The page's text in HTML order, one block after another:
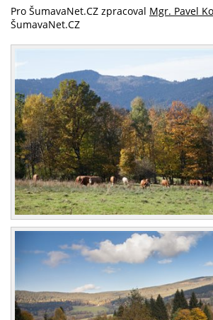
Pro ŠumavaNet.CZ zpracoval Mgr. Pavel
ŠumavaNet.CZ